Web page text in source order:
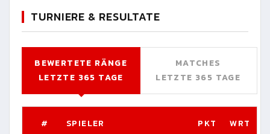
TURNIERE & RESULTATE
BEWERTETE RÄNGE
LETZTE 365 TAGE
MATCHES
LETZTE 365 TAGE
# SPIELER PKT WRT